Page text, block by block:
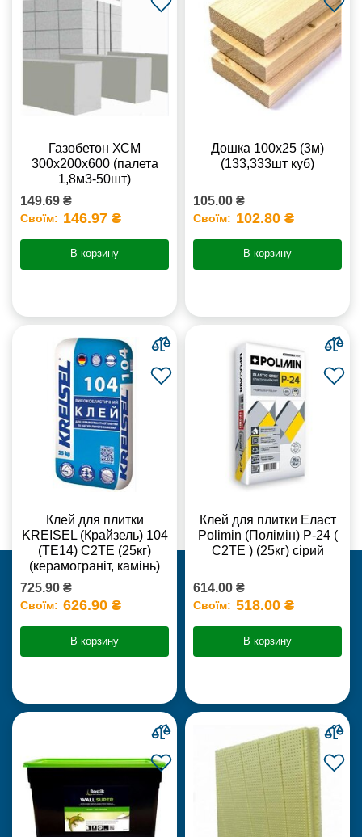
Газобетон ХСМ
300x200x600 (палета
1,8м3-50шт)
149.69 ₴
Своїм: 146.97 ₴
В корзину
Дошка 100х25 (3м)
(133,333шт куб)
105.00 ₴
Своїм: 102.80 ₴
В корзину
Клей для плитки
KREISEL (Крайзель) 104
(ТЕ14) С2TE (25кг)
(керамограніт, камінь)
725.90 ₴
Своїм: 626.90 ₴
В корзину
Клей для плитки Еласт
Polimin (Полімін) Р-24 (
С2ТЕ ) (25кг) сірий
614.00 ₴
Своїм: 518.00 ₴
В корзину